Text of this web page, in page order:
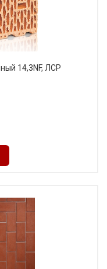
14,3NF, ЛСР